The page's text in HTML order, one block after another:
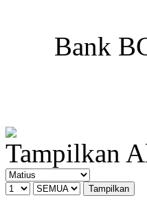
Bank
Tampilkan